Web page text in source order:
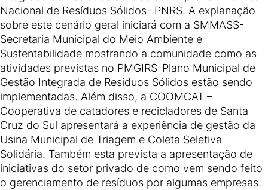
Nacional de Resíduos Sólidos- PNRS. A explanação
sobre este cenário geral iniciará com a SMMASS-
Secretaria Municipal do Meio Ambiente e
Sustentabilidade mostrando a comunidade como as
atividades previstas no PMGIRS-Plano Municipal de
Gestão Integrada de Resíduos Sólidos estão sendo
implementadas. Além disso, a COOMCAT –
Cooperativa de catadores e recicladores de Santa
Cruz do Sul apresentará a experiência de gestão da
Usina Municipal de Triagem e Coleta Seletiva
Solidária. Também esta prevista a apresentação de
iniciativas do setor privado de como vem sendo feito
o gerenciamento de resíduos por algumas empresas.